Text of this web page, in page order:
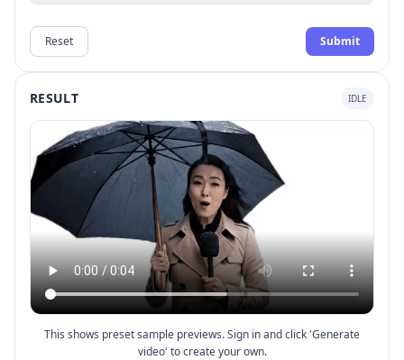
Reset Submit
RESULT IDLE
This shows preset sample previews. Sign in and click 'Generate
video' to create your own.